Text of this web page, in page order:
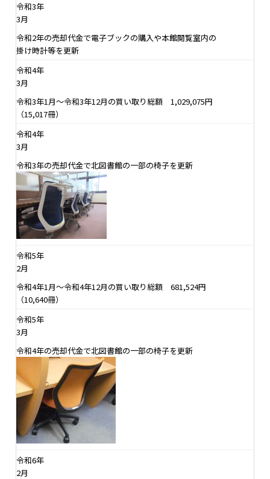
令和3年
3月
令和2年の売却代金で電子ブックの購入や本館閲覧室内の
掛け時計等を更新
令和4年
3月
令和3年1月～令和3年12月の買い取り総額 1,029,075円
（15,017冊）
令和4年
3月
令和3年の売却代金で北図書館の一部の椅子を更新
令和5年
2月
令和4年1月～令和4年12月の買い取り総額 681,524円
（10,640冊）
令和5年
3月
令和4年の売却代金で北図書館の一部の椅子を更新
令和6年
2月